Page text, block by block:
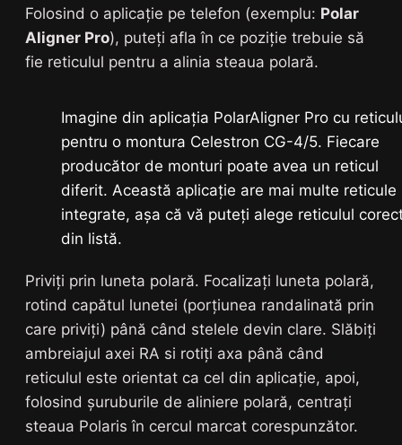
Folosind o aplicație pe telefon (exemplu: Polar
Aligner Pro), puteți afla în ce poziție trebuie să
fie reticulul pentru a alinia steaua polară.
Imagine din aplicația PolarAligner Pro cu
pentru o montura Celestron CG-4/5. Fiecare
producător de monturi poate avea un reticul
diferit. Această aplicație are mai multe reticule
integrate, așa că vă puteți alege reticulul
din listă.
Priviți prin luneta polară. Focalizați luneta polară,
rotind capătul lunetei (porțiunea randalinată prin
care priviți) până când stelele devin clare. Slăbiți
ambreiajul axei RA si rotiți axa până când
reticulul este orientat ca cel din aplicație, apoi,
folosind șuruburile de aliniere polară, centrați
steaua Polaris în cercul marcat corespunzător.